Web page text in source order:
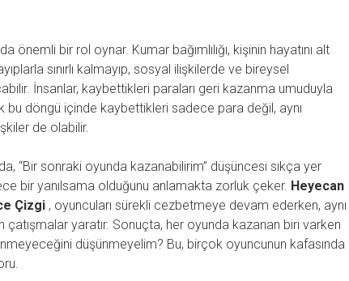
önemli bir rol oynar. Kumar bağımlılığı, kişinin hayatını alt
sınırlı kalmayıp, sosyal ilişkilerde ve bireysel
İnsanlar, kaybettikleri paraları geri kazanma umuduyla
bu döngü içinde kaybettikleri sadece para değil, aynı
de olabilir.
“Bir sonraki oyunda kazanabilirim” düşüncesi sıkça yer
bir yanılsama olduğunu anlamakta zorluk çeker. Heyecan
Çizgi, oyuncuları sürekli cezbetmeye devam ederken, aynı
çatışmalar yaratır. Sonuçta, her oyunda kazanan biri varken
düşünmeyelim? Bu, birçok oyuncunun kafasında